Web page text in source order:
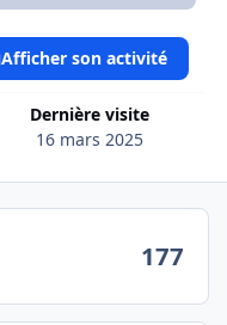
Dernière visite
16 mars 2025
Afficher son activité
177